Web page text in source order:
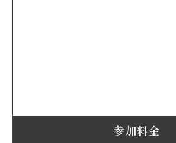
参加料金